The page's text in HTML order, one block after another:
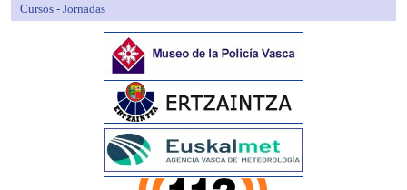
Cursos - Jornadas